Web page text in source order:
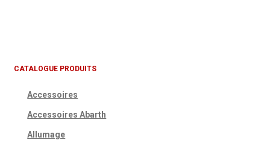
CATALOGUE PRODUITS
Accessoires
Accessoires Abarth
Allumage